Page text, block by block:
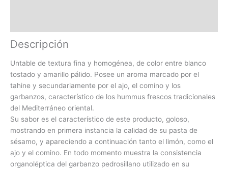
Descripción
Untable de textura fina y homogénea, de color entre blanco
tostado y amarillo pálido. Posee un aroma marcado por el
tahine y secundariamente por el ajo, el comino y los
garbanzos, característico de los hummus frescos tradicionales
del Mediterráneo oriental.
Su sabor es el característico de este producto, goloso,
mostrando en primera instancia la calidad de su pasta de
sésamo, y apareciendo a continuación tanto el limón, como el
ajo y el comino. En todo momento muestra la consistencia
organoléptica del garbanzo pedrosillano utilizado en su